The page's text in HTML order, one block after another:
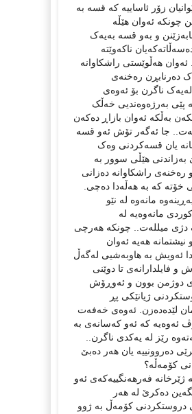
زۆر ئاساییە کە قسە بە
چونکە ئەوان هێڵە
و بەو قسە بەیەک
ناکەوێتە
هەڵوێستی راشکاوانە
دەرنابڕن رەخنەی
ناگرن بۆ ئەوەی
پێی بەرژەوەندیی خەڵک
بەڵکە ئەوان بازاڕ دەکەن
جا ئەگەر تۆش ئەو قسە
یان قسەکردنی وەک
بەزاندنی هێڵی سوور بە
راشکاوانە دەزانی
خۆتە کە بە هەڵەدا دەچی.
مانەوە لە نێو
مانەوەیە لە
دژی میللەت.. چونکە هەرچی
نیشتمانە هەیە ئەوان
دا ئەویش بە هاوبەشیی لەگەڵ
و فایلدارانەی تا دوێنی
دوژمن بوون و ئەوڕۆش
ژیانێکی پڕ
لێدەدەزن. ئەوەی خەفەت
ئەوەیە کە ئەو کەسانەی بە
رێز لە یەکدی ناگرن..
دەروونییە یان هەر دەبێ
کۆمەڵە؟
ژێرخانە فەرهەنگییەکەی ئەو
دەکرێ لە هەر
دروستکردنی کۆمەڵ بە ژوو